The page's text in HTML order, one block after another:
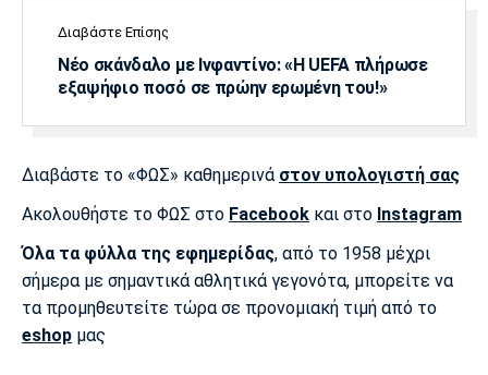
Ντόρτμουντ
Μονακό
Ερυθρός
Αστέρας
Τότεναμ
Διαβάστε Επίσης
Νέο σκάνδαλο με Ινφαντίνο: «Η UEFA πλήρωσε
εξαψήφιο ποσό σε πρώην ερωμένη του!»
Διαβάστε το «ΦΩΣ» καθημερινά στον υπολογιστή σας
Ακολουθήστε το ΦΩΣ στο Facebook και στο Instagram
Όλα τα φύλλα της εφημερίδας, από το 1958 μέχρι
σήμερα με σημαντικά αθλητικά γεγονότα, μπορείτε να
τα προμηθευτείτε τώρα σε προνομιακή τιμή από το
eshop μας